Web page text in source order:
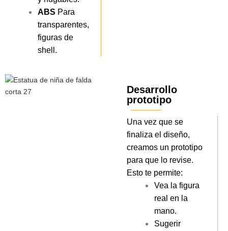
ABS Para
transparentes,
figuras de
shell.
Desarrollo
prototipo
Una vez que se
finaliza el diseño,
creamos un prototipo
para que lo revise.
Esto te permite:
Vea la figura
real en la
mano.
Sugerir